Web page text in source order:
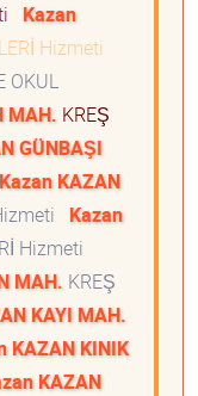
Kazan
Hizmeti
OKUL
MAH. KREŞ
GÜNBAŞI
Kazan KAZAN
Kazan
Hizmeti
MAH. KREŞ
KAYI MAH.
KAZAN KINIK
KAZAN